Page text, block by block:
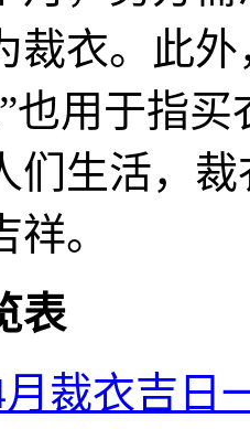
裁衣。此
也用于指
们生活，
。
表
月裁衣吉日